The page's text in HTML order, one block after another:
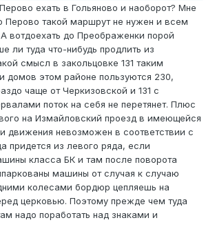
Вернисажная - Сиреневый б-р
проезд - Первомайская улица.
ехать в Гольяново и наоборот? Мне
Перово такой маршрут не нужен и всем
вотдоехать до Преображенки порой
ли туда что-нибудь продлить из
смысл в закольцовке 131 таким
домов этом районе пользуются 230,
чаще от Черкизовской и 131 с
поток на себя не перетянет. Плюс
на Измайловский проезд в имеющейся
движения невозможен в соответствии с
придется из левого ряда, если
класса БК и там после поворота
машины от случая к случаю
колесами бордюр цепляешь на
церковью. Поэтому прежде чем туда
надо поработать над знаками и